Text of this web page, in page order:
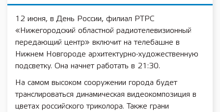
12 июня, в День России, филиал РТРС
«Нижегородский областной радиотелевизионный
передающий центр» включит на телебашне в
Нижнем Новгороде архитектурно-художественную
подсветку. Она начнет работать в 21:30.
На самом высоком сооружении города будет
транслироваться динамическая видеокомпозиция в
цветах российского триколора. Также грани